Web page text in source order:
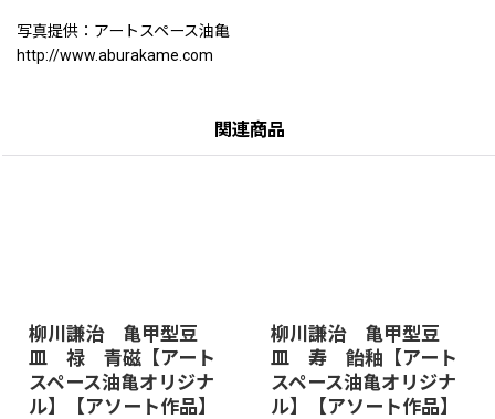
写真提供：アートスペース油亀
http://www.aburakame.com
関連商品
柳川謙治 亀甲型豆
皿 禄 青磁【アート
スペース油亀オリジナ
ル】【アソート作品】
柳川謙治 亀甲型豆
皿 寿 飴釉【アート
スペース油亀オリジナ
ル】【アソート作品】